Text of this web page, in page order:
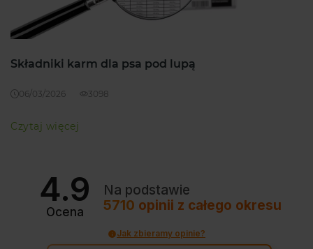
Składniki karm dla psa pod lupą
06/03/2026 3098
Czytaj więcej
4.9
Ocena
Na podstawie
5710 opinii z całego okresu
Jak zbieramy opinie?